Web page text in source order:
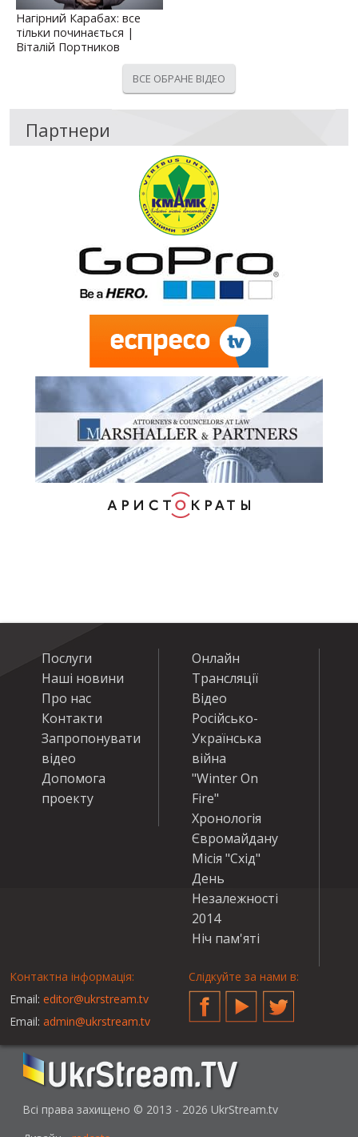
Нагірний Карабах: все
тільки починається |
Віталій Портников
ВСЕ ОБРАНЕ ВІДЕО
Партнери
Послуги
Наші новини
Про нас
Контакти
Запропонувати
відео
Допомога
проекту
Онлайн
Трансляції
Відео
Російсько-
Українська
війна
"Winter On
Fire"
Хронологія
Євромайдану
Місія "Схід"
День
Незалежності
2014
Ніч пам'яті
Контактна інформація:
Email: editor@ukrstream.tv
Email: admin@ukrstream.tv
Слідкуйте за нами в:
FacebookYouTubeTwitter
Всі права захищено © 2013 - 2026 UkrStream.tv